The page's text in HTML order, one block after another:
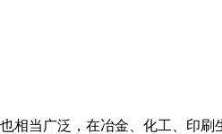
相当广泛，在冶金、化工、印